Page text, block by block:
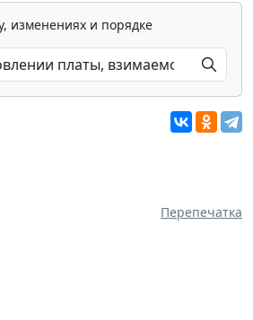
изменениях и порядке
Перепечатка